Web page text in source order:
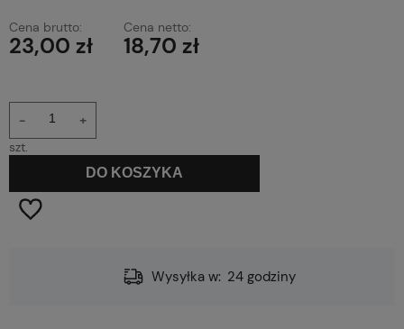
Cena brutto:
23,00 zł
Cena netto:
18,70 zł
+
-
szt.
DO KOSZYKA
Wysyłka w: 24 godziny